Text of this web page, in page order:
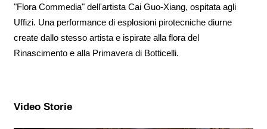
"Flora Commedia" dell'artista Cai Guo-Xiang, ospitata agli
Uffizi. Una performance di esplosioni pirotecniche diurne
create dallo stesso artista e ispirate alla flora del
Rinascimento e alla Primavera di Botticelli.
Video Storie